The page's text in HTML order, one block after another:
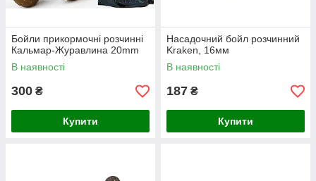
Бойли прикормочні розчинні
Кальмар-Журавлина 20mm
В наявності
300 ₴
Купити
Насадочний бойл розчинний
Kraken, 16мм
В наявності
187 ₴
Купити